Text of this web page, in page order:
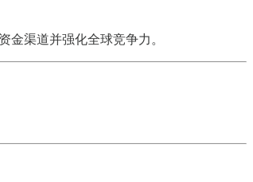
金渠道并强化全球竞争力。